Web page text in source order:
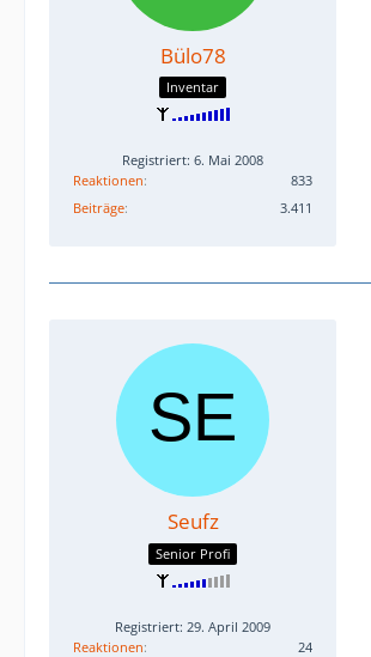
Bülo78
Inventar
Registriert: 6. Mai 2008
Reaktionen
833
Beiträge
3.411
Seufz
Senior Profi
Registriert: 29. April 2009
Reaktionen
24